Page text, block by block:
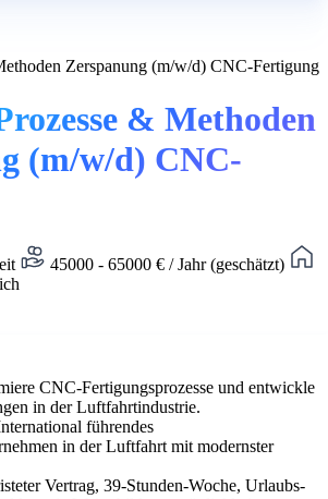
Zerspanung (m/w/d) CNC-Fertigung
& Methoden
(m/w/d) CNC-
45000 - 65000 € / Jahr (geschätzt)
CNC-Fertigungsprozesse und entwickle
in der Luftfahrtindustrie.
führendes
in der Luftfahrt mit modernster
Vertrag, 39-Stunden-Woche, Urlaubs-